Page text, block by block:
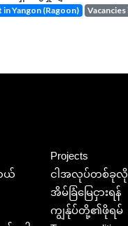
in Yangon (Ragoon)
Projects
ယ်
ငါအလုပ်တစ်ခု
အိမ်ခြံမြေငှားရန်
ကျွန်ုပ်တို့၏ဖိုရမ်